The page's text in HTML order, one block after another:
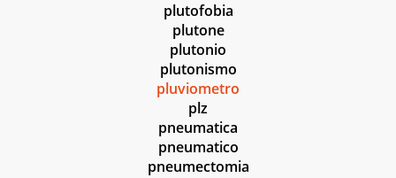
plutofobia
plutone
plutonio
plutonismo
pluviometro
plz
pneumatica
pneumatico
pneumectomia